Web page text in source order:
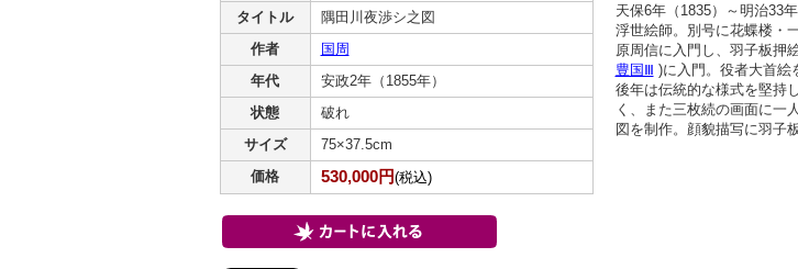
タイトル
隅田川夜渉シ之図
作者
国周
年代
安政2年（1855年）
状態
破れ
サイズ
75×37.5cm
価格
530,000円(税込)
天保6年（1835）～明治33年
浮世絵師。別号に花蝶楼・
原周信に入門し、羽子板押
豊国Ⅲ )に入門。役者大首絵
後年は伝統的な様式を堅持
く、また三枚続の画面に一
図を制作。顔貌描写に羽子